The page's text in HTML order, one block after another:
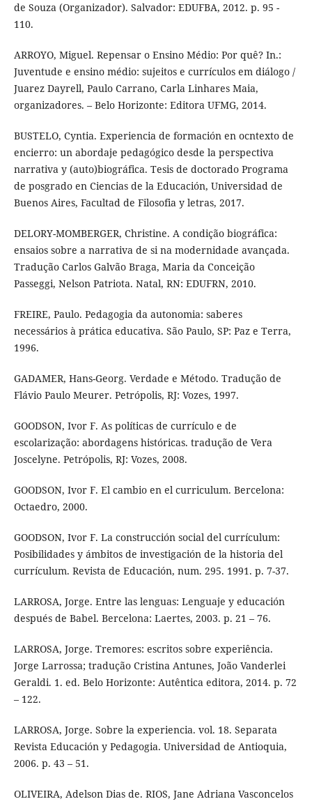
de Souza (Organizador). Salvador: EDUFBA, 2012. p. 95 -
110.
ARROYO, Miguel. Repensar o Ensino Médio: Por quê? In.:
Juventude e ensino médio: sujeitos e currículos em diálogo /
Juarez Dayrell, Paulo Carrano, Carla Linhares Maia,
organizadores. – Belo Horizonte: Editora UFMG, 2014.
BUSTELO, Cyntia. Experiencia de formación en ocntexto de
encierro: un abordaje pedagógico desde la perspectiva
narrativa y (auto)biográfica. Tesis de doctorado Programa
de posgrado en Ciencias de la Educación, Universidad de
Buenos Aires, Facultad de Filosofia y letras, 2017.
DELORY-MOMBERGER, Christine. A condição biográfica:
ensaios sobre a narrativa de si na modernidade avançada.
Tradução Carlos Galvão Braga, Maria da Conceição
Passeggi, Nelson Patriota. Natal, RN: EDUFRN, 2010.
FREIRE, Paulo. Pedagogia da autonomia: saberes
necessários à prática educativa. São Paulo, SP: Paz e Terra,
1996.
GADAMER, Hans-Georg. Verdade e Método. Tradução de
Flávio Paulo Meurer. Petrópolis, RJ: Vozes, 1997.
GOODSON, Ivor F. As políticas de currículo e de
escolarização: abordagens históricas. tradução de Vera
Joscelyne. Petrópolis, RJ: Vozes, 2008.
GOODSON, Ivor F. El cambio en el curriculum. Bercelona:
Octaedro, 2000.
GOODSON, Ivor F. La construcción social del currículum:
Posibilidades y ámbitos de investigación de la historia del
currículum. Revista de Educación, num. 295. 1991. p. 7-37.
LARROSA, Jorge. Entre las lenguas: Lenguaje y educación
después de Babel. Bercelona: Laertes, 2003. p. 21 – 76.
LARROSA, Jorge. Tremores: escritos sobre experiência.
Jorge Larrossa; tradução Cristina Antunes, João Vanderlei
Geraldi. 1. ed. Belo Horizonte: Autêntica editora, 2014. p. 72
– 122.
LARROSA, Jorge. Sobre la experiencia. vol. 18. Separata
Revista Educación y Pedagogia. Universidad de Antioquia,
2006. p. 43 – 51.
OLIVEIRA, Adelson Dias de. RIOS, Jane Adriana Vasconcelos